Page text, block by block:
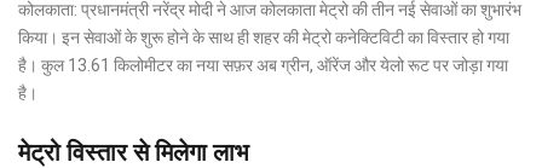
कोलकाता: प्रधानमंत्री नरेंद्र मोदी ने आज कोलकाता मेट्रो की तीन नई सेवाओं का शुभारंभ
किया। इन सेवाओं के शुरू होने के साथ ही शहर की मेट्रो कनेक्टिविटी का विस्तार हो गया
है। कुल 13.61 किलोमीटर का नया सफ़र अब ग्रीन, ऑरेंज और येलो रूट पर जोड़ा गया
है।
मेट्रो विस्तार से मिलेगा लाभ